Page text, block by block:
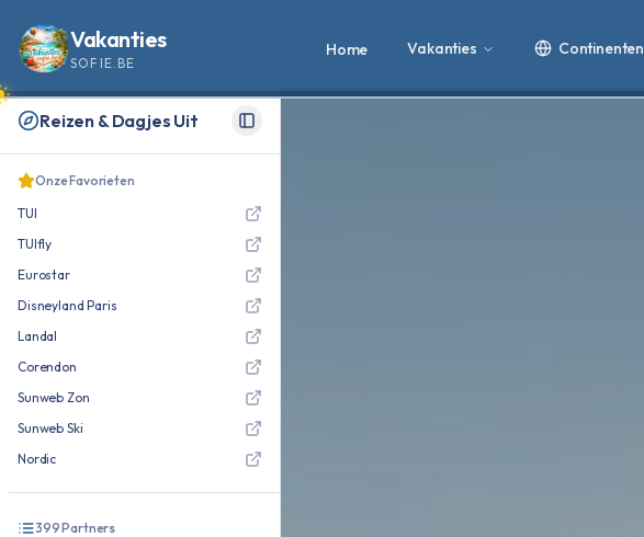
Reizen & Dagjes Uit Toggle Sidebar
Onze Favorieten
TUI
TUIfly
Eurostar
Disneyland Paris
Landal
Corendon
Sunweb Zon
Sunweb Ski
Nordic
399Partners
Vakanties
SOFIE.BE
Home Vakanties Continenten